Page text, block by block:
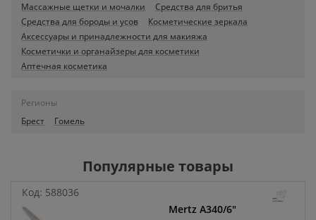
Массажные щетки и мочалки
Средства для бритья
Средства для бороды и усов
Косметические зеркала
Аксессуары и принадлежности для макияжа
Косметички и органайзеры для косметики
Аптечная косметика
Регионы
Брест
Гомель
Популярные товары
Код: 588036
Mertz A340/6"